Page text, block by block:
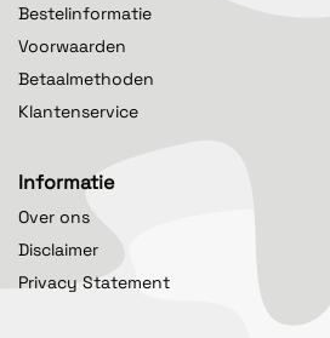
Bestelinformatie
Voorwaarden
Betaalmethoden
Klantenservice
Informatie
Over ons
Disclaimer
Privacy Statement